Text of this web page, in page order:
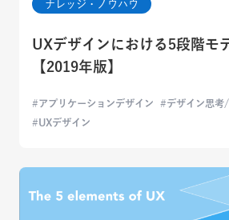
ナレッジ・ノウハウ
UXデザインにおける5段階モ
【2019年版】
アプリケーションデザイン
デザイン思考
UXデザイン